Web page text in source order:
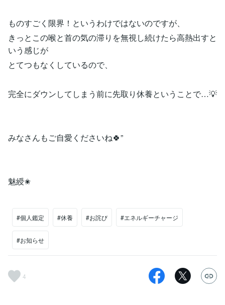
ものすごく限界！というわけではないのですが、
きっとこの喉と首の気の滞りを無視し続けたら高熱出すと
いう感じが
とてつもなくしているので、
完全にダウンしてしまう前に先取り休養ということで…💡
みなさんもご自愛くださいね🍀”
魅綬✬
#個人鑑定 #休養 #お詫び #エネルギーチャージ
#お知らせ
4